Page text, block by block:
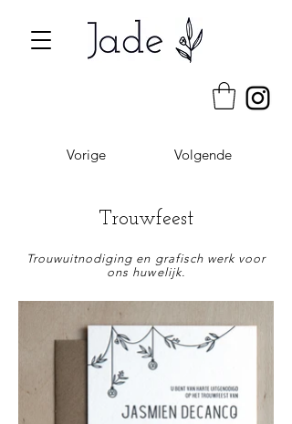
Vorige Volgende
Trouwfeest
Trouwuitnodiging en grafisch werk voor
ons huwelijk.